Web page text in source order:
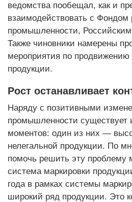
ведомства пообещал, как и
взаимодействовать c Фондом
промышленности,
Также чиновники намерены
мероприятия по продвижению
продукции.
Рост останавливает
Наряду с позитивными
промышленности существует
моментов: один из них —
нелегальной продукции. По
помочь решить эту проблему
система маркировки
года в рамках системы
широкий ряд продукции. Это